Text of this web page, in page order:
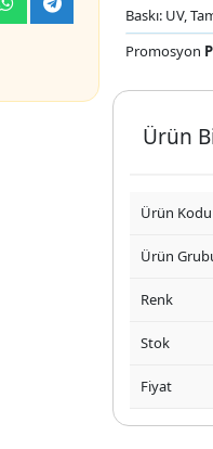
Baskı: UV,
Promosyon
Ürün
Ürün Kodu
Ürün
Renk
Stok
Fiyat